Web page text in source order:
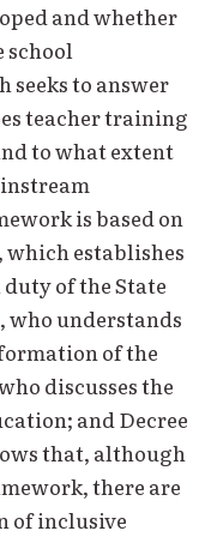
and whether
school
seeks to answer
teacher training
to what extent
is based on
which establishes
of the State
who understands
of the
discusses the
and Decree
that, although
there are
of inclusive